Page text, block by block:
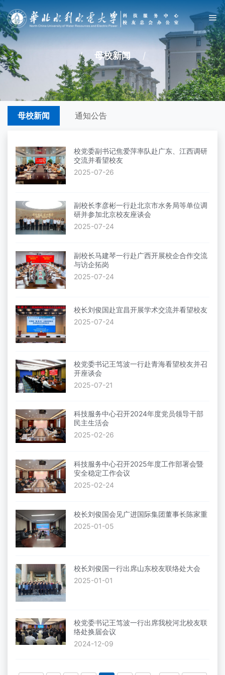
/ 母校新闻 /
母校新闻 通知公告
校党委副书记焦爱萍率队赴广东、江西调研
交流并看望校友
2025-07-26
副校长李彦彬一行赴北京市水务局等单位调
研并参加北京校友座谈会
2025-07-24
副校长马建琴一行赴广西开展校企合作交流
与访企拓岗
2025-07-24
校长刘俊国赴宜昌开展学术交流并看望校友
2025-07-24
校党委书记王笃波一行赴青海看望校友并召
开座谈会
2025-07-21
科技服务中心召开2024年度党员领导干部
民主生活会
2025-02-26
科技服务中心召开2025年度工作部署会暨
安全稳定工作会议
2025-02-24
校长刘俊国会见广进国际集团董事长陈家重
2025-01-05
校长刘俊国一行出席山东校友联络处大会
2025-01-01
校党委书记王笃波一行出席我校河北校友联
络处换届会议
2024-12-09